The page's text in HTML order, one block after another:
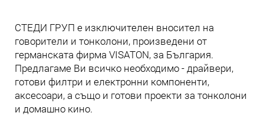
СТЕДИ ГРУП е изключителен вносител на
говорители и тонколони, произведени от
германската фирма VISATON, за България.
Предлагаме Ви всичко необходимо - драйвери,
готови филтри и електронни компоненти,
аксесоари, а също и готови проекти за тонколони
и домашно кино.